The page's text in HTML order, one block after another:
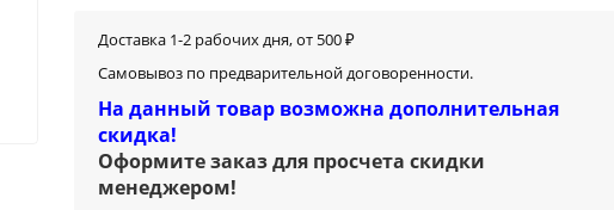
Доставка 1-2 рабочих дня, от 500 ₽
Самовывоз по предварительной договоренности.
На данный товар возможна дополнительная
скидка!
Оформите заказ для просчета скидки
менеджером!